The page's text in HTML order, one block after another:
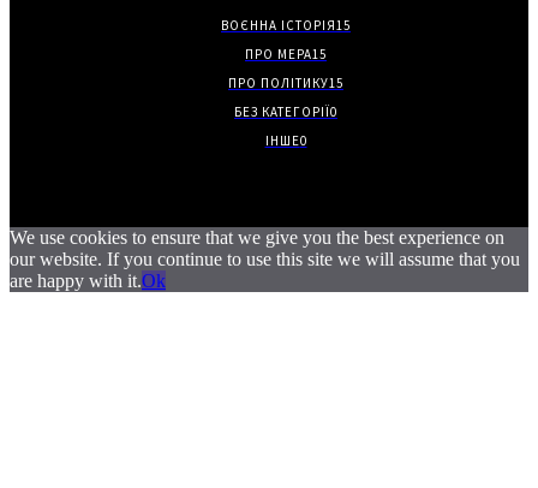
ВОЄННА ІСТОРІЯ15
ПРО МЕРА15
ПРО ПОЛІТИКУ15
БЕЗ КАТЕГОРІЇ0
ІНШЕ0
We use cookies to ensure that we give you the best experience on
our website. If you continue to use this site we will assume that you
are happy with it.Ok